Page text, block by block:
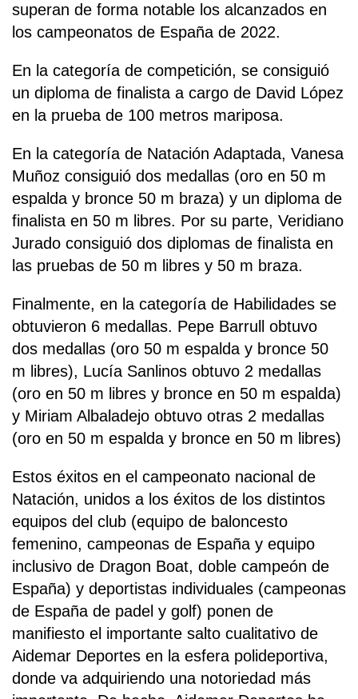
superan de forma notable los alcanzados en
los campeonatos de España de 2022.
En la categoría de competición, se consiguió
un diploma de finalista a cargo de David López
en la prueba de 100 metros mariposa.
En la categoría de Natación Adaptada, Vanesa
Muñoz consiguió dos medallas (oro en 50 m
espalda y bronce 50 m braza) y un diploma de
finalista en 50 m libres. Por su parte, Veridiano
Jurado consiguió dos diplomas de finalista en
las pruebas de 50 m libres y 50 m braza.
Finalmente, en la categoría de Habilidades se
obtuvieron 6 medallas. Pepe Barrull obtuvo
dos medallas (oro 50 m espalda y bronce 50
m libres), Lucía Sanlinos obtuvo 2 medallas
(oro en 50 m libres y bronce en 50 m espalda)
y Miriam Albaladejo obtuvo otras 2 medallas
(oro en 50 m espalda y bronce en 50 m libres)
Estos éxitos en el campeonato nacional de
Natación, unidos a los éxitos de los distintos
equipos del club (equipo de baloncesto
femenino, campeonas de España y equipo
inclusivo de Dragon Boat, doble campeón de
España) y deportistas individuales (campeonas
de España de padel y golf) ponen de
manifiesto el importante salto cualitativo de
Aidemar Deportes en la esfera polideportiva,
donde va adquiriendo una notoriedad más